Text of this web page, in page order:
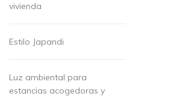
vivienda
Estilo Japandi
Luz ambiental para
estancias acogedoras y